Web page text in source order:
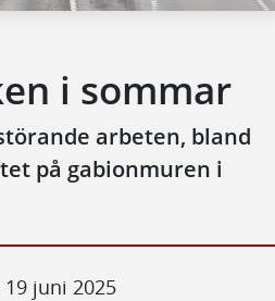
i sommar
arbeten, bland
på gabionmuren i
19 juni 2025